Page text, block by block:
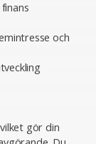
och
gör din